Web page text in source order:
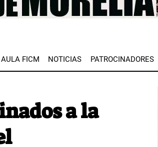
AULA FICM NOTICIAS PATROCINADORES
a la